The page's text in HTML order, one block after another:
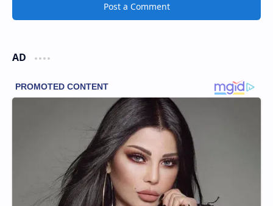
Post a Comment
AD